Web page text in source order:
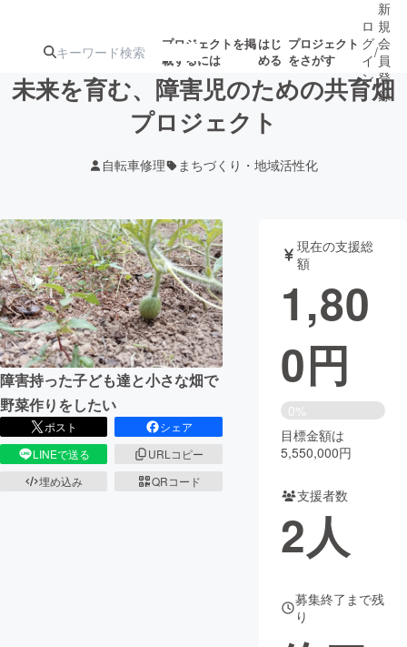
プロジェクトを掲
載するには
はじ
める
プロジェクト
をさがす
注目のリ
ターン
注目の新着プロ
ジェクト
募集終了が近いプ
ロジェクト
アート・写真 音楽
テクノロジー・ガジェット ゲーム・サ
映像・映画 書籍・雑誌
ビジネス・起業 チャレンジ
まちづくり・地域活性化
CAMPFIRE Creation
コミュニティ
ロ
グ
イ
ン
/
新
規
会
員
登
録
未来を育む、障害児のための共育畑
プロジェクト
自転車修理 まちづくり・地域活性化
障害持った子ども達と小さな畑で
野菜作りをしたい
ポスト
シェア
LINEで送る
URLコピー
埋め込み
QRコード
現在の支援総
額
1,80
0円
0%
目標金額は
5,550,000円
支援者数
2人
募集終了まで残
り